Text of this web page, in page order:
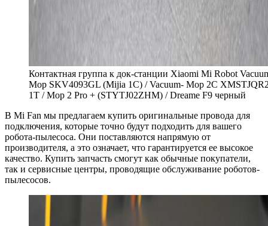
Контактная группа к док-станции Xiaomi Mi Robot
Mop SKV4093GL (Mijia 1C) / Vacuum- Mop 2C
1T / Mop 2 Pro + (STYTJ02ZHM) / Dreame F9 черный
В Mi Fan мы предлагаем купить оригинальные провода для
подключения, которые точно будут подходить для вашего
робота-пылесоса. Они поставляются напрямую от
производителя, а это означает, что гарантируется ее высокое
качество. Купить запчасть смогут как обычные покупатели,
так и сервисные центры, проводящие обслуживание роботов-
пылесосов.